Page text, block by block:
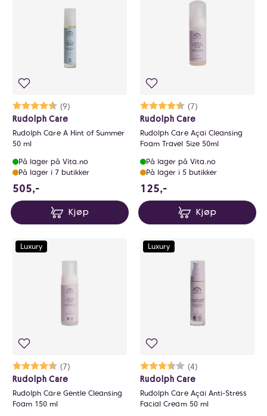
Karakter:
(9)
4.4 av 5 mulige
Rudolph Care
Rudolph Care A Hint of Summer
50 ml
På lager på Vita.no
På lager i 7 butikker
505,-
Kjøp
Karakter:
(7)
4.4 av 5 mulige
Rudolph Care
Rudolph Care Açai Cleansing
Foam Travel Size 50ml
På lager på Vita.no
På lager i 5 butikker
125,-
Kjøp
Luxury
Karakter:
(7)
4.4 av 5 mulige
Rudolph Care
Rudolph Care Gentle Cleansing
Foam 150 ml
Luxury
Karakter:
(4)
3.8 av 5 mulige
Rudolph Care
Rudolph Care Açai Anti-Stress
Facial Cream 50 ml